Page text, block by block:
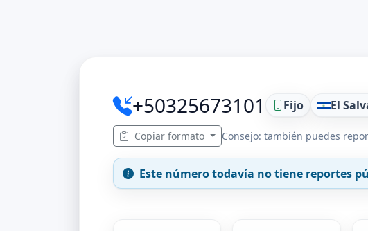
+50325673101 Fijo El
Copiar formato Consejo: también puedes
Este número todavía no tiene reportes